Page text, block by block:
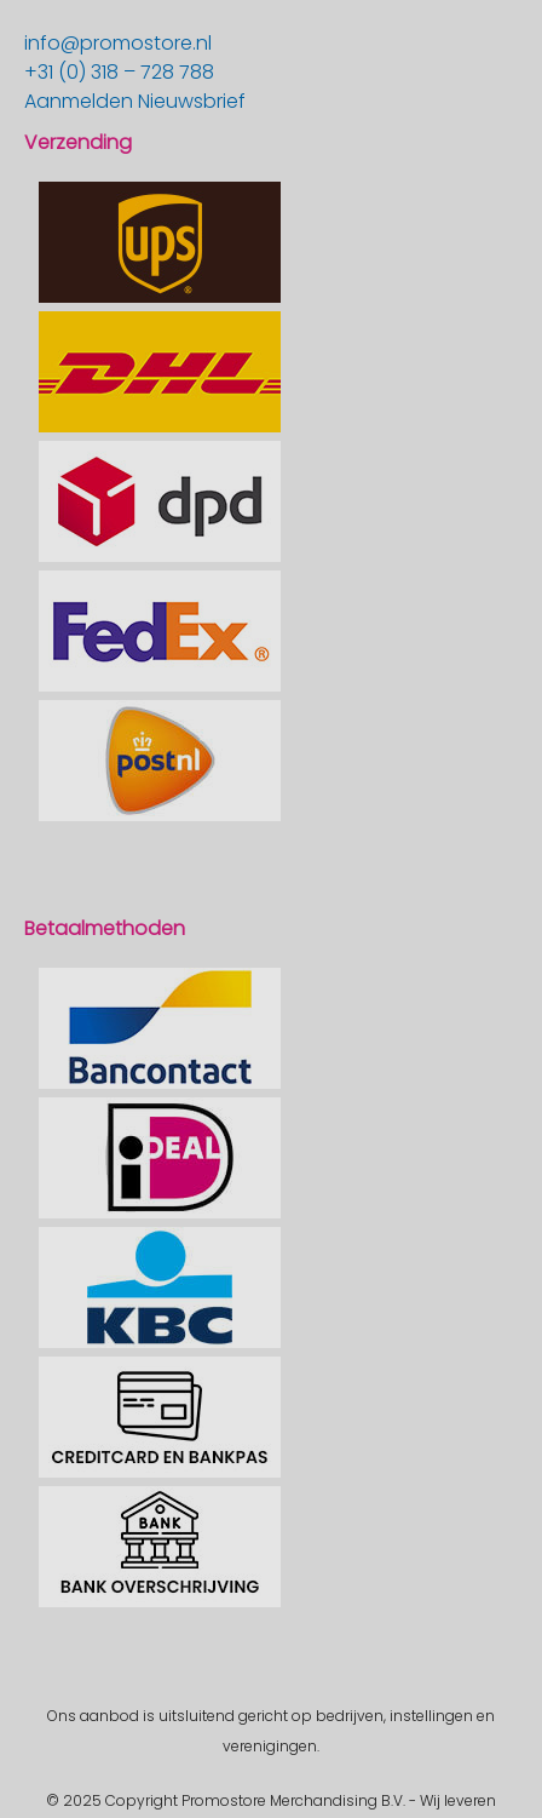
info@promostore.nl
+31 (0) 318 – 728 788
Aanmelden Nieuwsbrief
Verzending
Betaalmethoden
Ons aanbod is uitsluitend gericht op bedrijven, instellingen en
verenigingen.
© 2025 Copyright Promostore Merchandising B.V. - Wij leveren